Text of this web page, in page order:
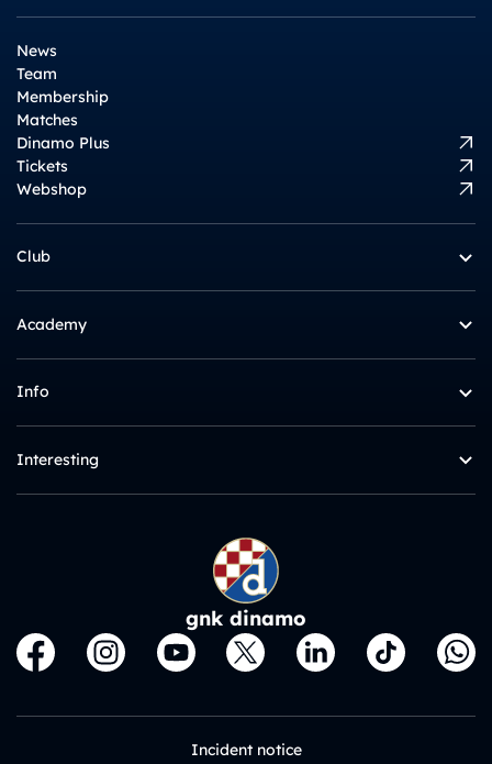
News
Team
Membership
Matches
Dinamo Plus
Tickets
Webshop
Club
Academy
Info
Interesting
gnk dinamo
Incident notice